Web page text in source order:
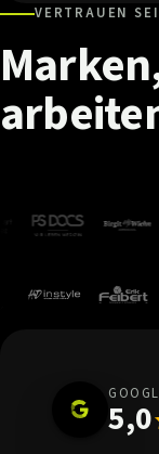
VERTRAUEN
5,0